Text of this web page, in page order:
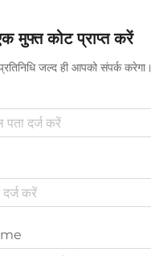
मुफ्त कोट प्राप्त करें
जल्द ही आपको संपर्क करेगा।